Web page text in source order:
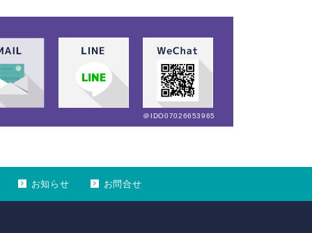
＠IDO07026653965
お知らせ お問合せ